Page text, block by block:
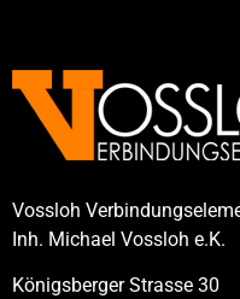
Vossloh
Inh. Michael Vossloh e.K.
Königsberger Strasse 30